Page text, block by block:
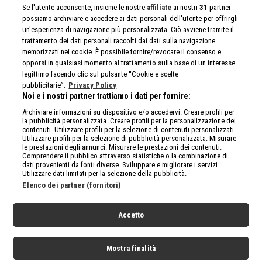
Se l'utente acconsente, insieme le nostre affiliate ai nostri31 partner
possiamo archiviare e accedere ai dati personali dell'utente per offrirgli
un'esperienza di navigazione più personalizzata. Ciò avviene tramite il
trattamento dei dati personali raccolti dai dati sulla navigazione
memorizzati nei cookie. È possibile fornire/revocare il consenso e
opporsi in qualsiasi momento al trattamento sulla base di un interesse
legittimo facendo clic sul pulsante “Cookie e scelte
pubblicitarie”. Privacy Policy
Noi e i nostri partner trattiamo i dati per fornire:
Archiviare informazioni su dispositivo e/o accedervi. Creare profili per
la pubblicità personalizzata. Creare profili per la personalizzazione dei
contenuti. Utilizzare profili per la selezione di contenuti personalizzati.
Utilizzare profili per la selezione di pubblicità personalizzata. Misurare
le prestazioni degli annunci. Misurare le prestazioni dei contenuti.
Comprendere il pubblico attraverso statistiche o la combinazione di
dati provenienti da fonti diverse. Sviluppare e migliorare i servizi.
Utilizzare dati limitati per la selezione della pubblicità.
Elenco dei partner (fornitori)
Accetto
Mostra finalità